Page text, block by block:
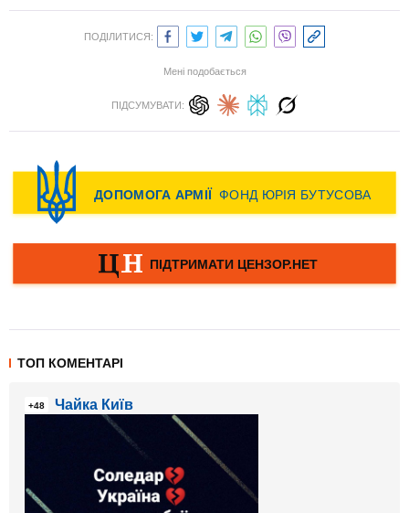
ПОДІЛИТИСЯ:
Мені подобається
ПІДСУМУВАТИ:
ТОП КОМЕНТАРІ
+48 Чайка Київ